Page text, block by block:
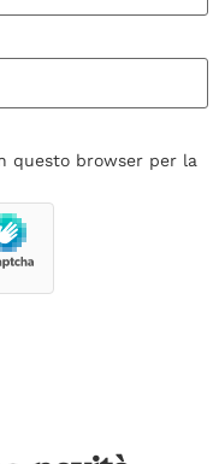
questo browser per la